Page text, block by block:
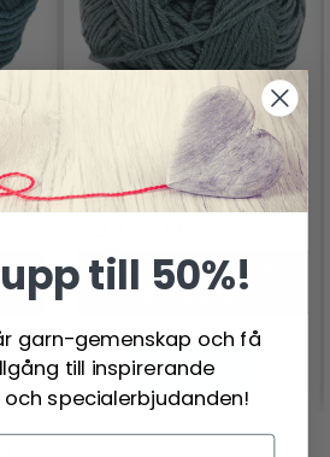
HJERTEGARN ALL
SEASONS
Erbjudandet upphör
31/08/2026
Se produkt
till 50%!
garn-gemenskap och få
till inspirerande
specialerbjudanden!